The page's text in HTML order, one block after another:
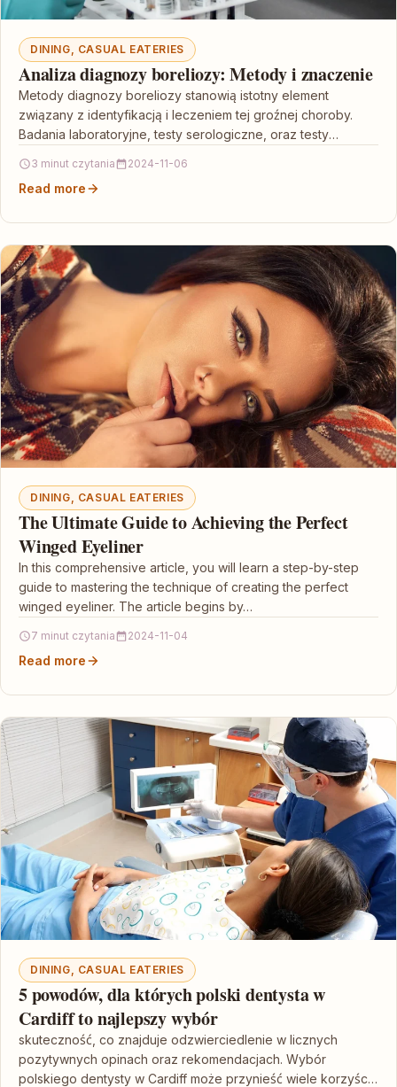
DINING, CASUAL EATERIES
Analiza diagnozy boreliozy: Metody i znaczenie
Metody diagnozy boreliozy stanowią istotny element
związany z identyfikacją i leczeniem tej groźnej choroby.
Badania laboratoryjne, testy serologiczne, oraz testy
3 minut czytania 2024-11-06
Read more
DINING, CASUAL EATERIES
The Ultimate Guide to Achieving the Perfect
Winged Eyeliner
In this comprehensive article, you will learn a step-by-step
guide to mastering the technique of creating the perfect
winged eyeliner. The article begins by…
7 minut czytania 2024-11-04
Read more
DINING, CASUAL EATERIES
5 powodów, dla których polski dentysta w
Cardiff to najlepszy wybór
skuteczność, co znajduje odzwierciedlenie w licznych
pozytywnych opinach oraz rekomendacjach. Wybór
polskiego dentysty w Cardiff może przynieść wiele korzyści,